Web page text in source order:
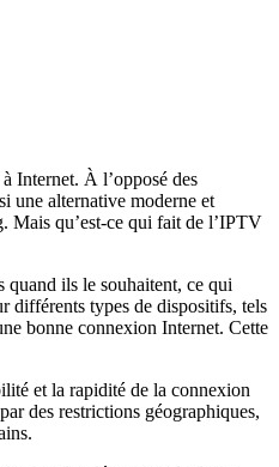
Internet. À l’opposé des
une alternative moderne et
Mais qu’est-ce qui fait de l’IPTV
quand ils le souhaitent, ce qui
différents types de dispositifs, tels
bonne connexion Internet. Cette
et la rapidité de la connexion
des restrictions géographiques,